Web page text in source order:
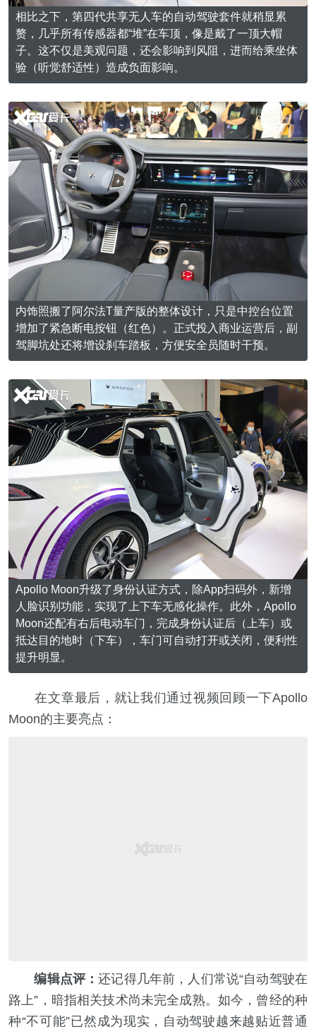
相比之下，第四代共享无人车的自动驾驶套件就稍显累
赘，几乎所有传感器都“堆”在车顶，像是戴了一顶大帽
子。这不仅是美观问题，还会影响到风阻，进而给乘坐体
验（听觉舒适性）造成负面影响。
内饰照搬了阿尔法T量产版的整体设计，只是中控台位置
增加了紧急断电按钮（红色）。正式投入商业运营后，副
驾脚坑处还将增设刹车踏板，方便安全员随时干预。
Apollo Moon升级了身份认证方式，除App扫码外，新增
人脸识别功能，实现了上下车无感化操作。此外，Apollo
Moon还配有右后电动车门，完成身份认证后（上车）或
抵达目的地时（下车），车门可自动打开或关闭，便利性
提升明显。
在文章最后，就让我们通过视频回顾一下Apollo
Moon的主要亮点：
编辑点评：还记得几年前，人们常说“自动驾驶在
路上”，暗指相关技术尚未完全成熟。如今，曾经的种
种“不可能”已然成为现实，自动驾驶越来越贴近普通